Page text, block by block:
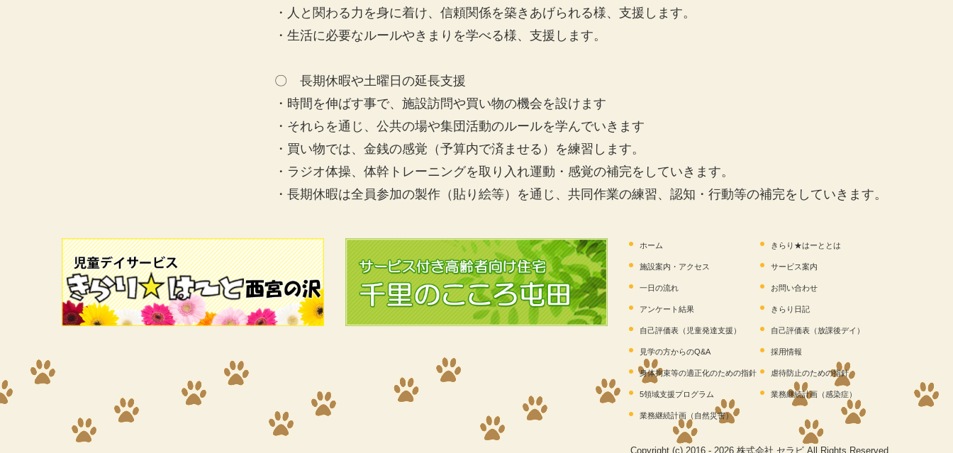
・人と関わる力を身に着け、信頼関係を築きあげられる様、支援します。
・生活に必要なルールやきまりを学べる様、支援します。
〇 長期休暇や土曜日の延長支援
・時間を伸ばす事で、施設訪問や買い物の機会を設けます
・それらを通じ、公共の場や集団活動のルールを学んでいきます
・買い物では、金銭の感覚（予算内で済ませる）を練習します。
・ラジオ体操、体幹トレーニングを取り入れ運動・感覚の補完をしていきます。
・長期休暇は全員参加の製作（貼り絵等）を通じ、共同作業の練習、認知・行動等の補完をしていきます。
ホーム きらり★はーととは
施設案内・アクセス サービス案内
一日の流れ お問い合わせ
アンケート結果 きらり日記
自己評価表（児童発達支援） 自己評価表（放課後デイ）
見学の方からのQ&A 採用情報
身体拘束等の適正化のための指針 虐待防止のための指針
5領域支援プログラム 業務継続計画（感染症）
業務継続計画（自然災害）
Copyright (c) 2016 - 2026 株式会社 セラビ All Rights Reserved.